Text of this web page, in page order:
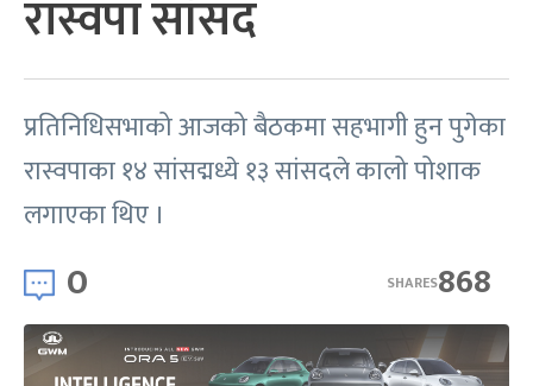
रास्वपा सांसद
प्रतिनिधिसभाको आजको बैठकमा सहभागी हुन पुगेका
रास्वपाका १४ सांसद्मध्ये १३ सांसदले कालो पोशाक
लगाएका थिए ।
0 868
SHARES